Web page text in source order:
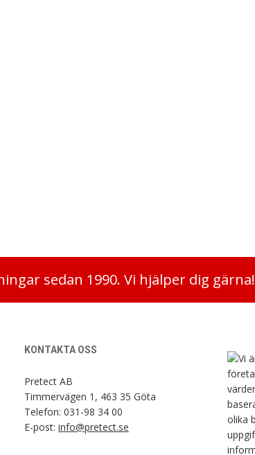
sedan 1990. Vi hjälper dig gärna!
KONTAKTA OSS
Pretect AB
Timmervägen 1, 463 35 Göta
Telefon: 031-98 34 00
E-post: info@pretect.se